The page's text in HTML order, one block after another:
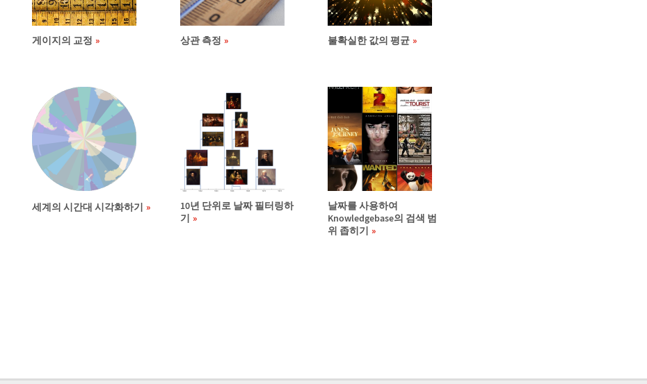
게이지의 교정 상관 측정 불확실한 값의 평균
세계의 시간대 시각화하기
10년 단위로 날짜 필터링하
기
날짜를 사용하여
Knowledgebase의 검색 범
위 좁히기